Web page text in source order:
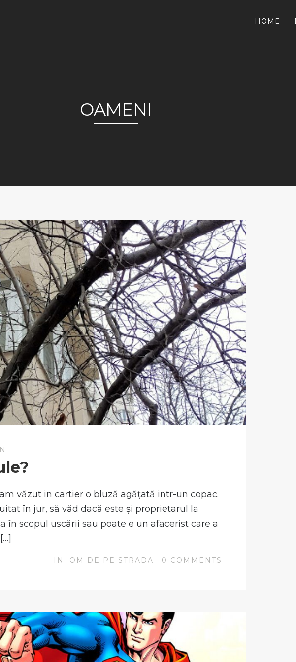
HOME
OAMENI
văzut in cartier o bluză agățată intr-un copac.
în jur, să văd dacă este și proprietarul la
în scopul uscării sau poate e un afacerist care a
IN OM DE PE STRADA 0 COMMENTS